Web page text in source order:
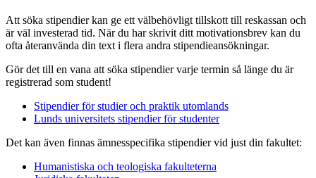
Att söka stipendier kan ge ett välbehövligt tillskott till reskassan och
är väl investerad tid. När du har skrivit ditt motivationsbrev kan du
ofta återanvända din text i flera andra stipendieansökningar.
Gör det till en vana att söka stipendier varje termin så länge du är
registrerad som student!
Stipendier för studier och praktik utomlands
Lunds universitets stipendier för studenter
Det kan även finnas ämnesspecifika stipendier vid just din fakultet:
Humanistiska och teologiska fakulteterna